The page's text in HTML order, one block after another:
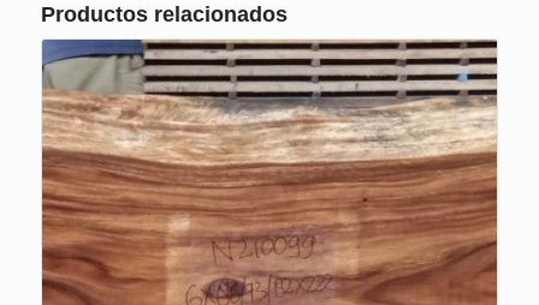
Productos relacionados